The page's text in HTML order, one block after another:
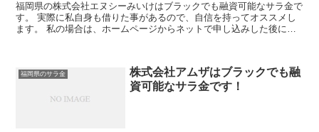
福岡県の株式会社エヌシーみいけはブラックでも融資可能なサラ金で
す。 実際に私自身も借りた事があるので、自信を持ってオススメし
ます。 私の場合は、ホームページからネットで申し込みした後に電
福岡県のサラ金
株式会社アムザはブラックでも融
資可能なサラ金です！